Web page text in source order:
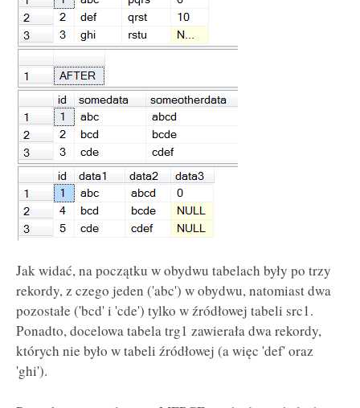
Jak widać, na początku w obydwu tabelach były po trzy
rekordy, z czego jeden ('abc') w obydwu, natomiast dwa
pozostałe ('bcd' i 'cde') tylko w źródłowej tabeli src1.
Ponadto, docelowa tabela trg1 zawierała dwa rekordy,
których nie było w tabeli źródłowej (a więc 'def' oraz
'ghi').